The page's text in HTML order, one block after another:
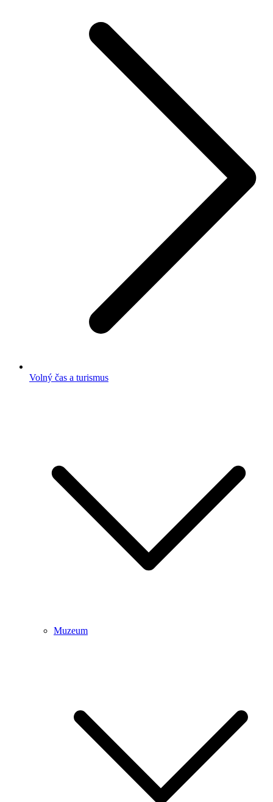
Volný čas a turismus
Muzeum